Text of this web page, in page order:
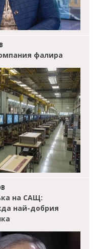
фалира
на САЩ:
най-добрия